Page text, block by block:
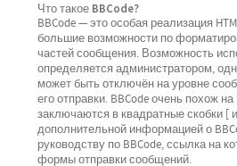
Что такое BBCode?
BBCode — это особая реализация
большие возможности по
частей сообщения. Возможность
определяется администратором,
может быть отключён на уровне
его отправки. BBCode очень похож на
заключаются в квадратные скобки [
дополнительной информацией о
руководству по BBCode, ссылка на
формы отправки сообщений.